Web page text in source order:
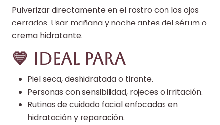
Pulverizar directamente en el rostro con los ojos
cerrados. Usar mañana y noche antes del sérum o
crema hidratante.
💛 Ideal para
Piel seca, deshidratada o tirante.
Personas con sensibilidad, rojeces o irritación.
Rutinas de cuidado facial enfocadas en
hidratación y reparación.